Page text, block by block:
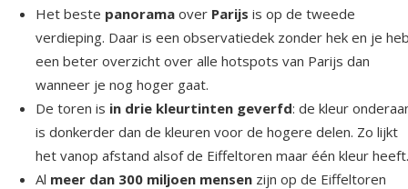
Het beste panorama over Parijs is op de tweede
verdieping. Daar is een observatiedek zonder hek en je
een beter overzicht over alle hotspots van Parijs dan
wanneer je nog hoger gaat.
De toren is in drie kleurtinten geverfd: de kleur
is donkerder dan de kleuren voor de hogere delen. Zo lijkt
het vanop afstand alsof de Eiffeltoren maar één kleur heeft.
Al meer dan 300 miljoen mensen zijn op de Eiffeltoren